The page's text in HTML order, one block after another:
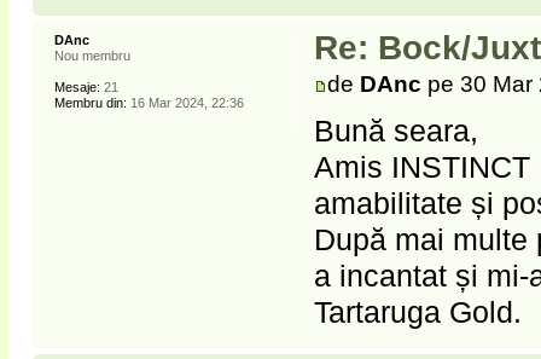
Re: Bock/
de DAnc pe 30 Mar
Bună seara,
Amis
amabilitate și
După mai multe
a incantat și mi-
Tartaruga Gold.
DAnc
Nou membru
Mesaje: 21
Membru din: 16 Mar 2024, 22:36